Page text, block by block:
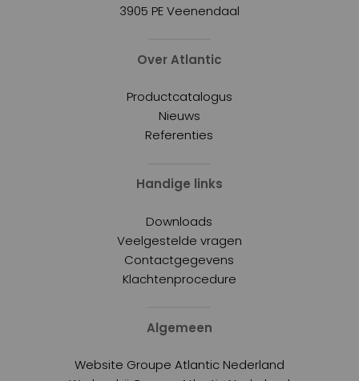
3905 PE Veenendaal
Over Atlantic
Productcatalogus
Nieuws
Referenties
Handige links
Downloads
Veelgestelde vragen
Contactgegevens
Klachtenprocedure
Algemeen
Website Groupe Atlantic Nederland